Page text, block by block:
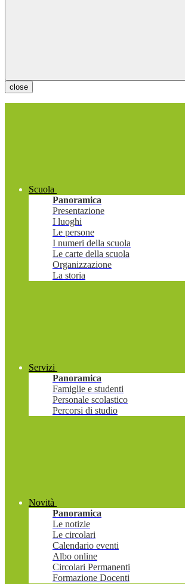
close
Scuola
Panoramica
Presentazione
I luoghi
Le persone
I numeri della scuola
Le carte della scuola
Organizzazione
La storia
Servizi
Panoramica
Famiglie e studenti
Personale scolastico
Percorsi di studio
Novità
Panoramica
Le notizie
Le circolari
Calendario eventi
Albo online
Circolari Permanenti
Formazione Docenti